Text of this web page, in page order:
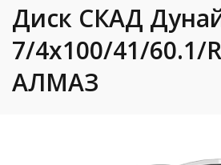
Диск СКАД
7/4x100/41/60.1/
АЛМАЗ